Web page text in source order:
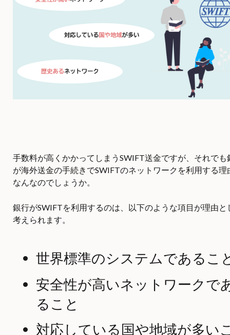
手数料が高くかかってしまうSWIFT送金ですが、それでも
が海外送金の手続きでSWIFTのネットワークを利用する理
なんなのでしょうか。
銀行がSWIFTを利用するのは、以下のような項目が理由と
考えられます。
世界標準のシステムであるこ
安全性が高いネットワークで
ること
対応している国や地域が多い